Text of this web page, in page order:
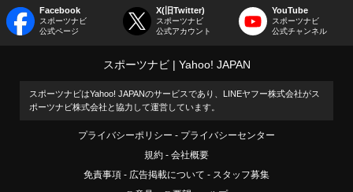
Facebook
スポーツナビ
公式ページ
X(旧Twitter)
スポーツナビ
公式アカウント
YouTube
スポーツナビ
公式チャンネル
スポーツナビ Yahoo! JAPAN
スポーツナビはYahoo! JAPANのサービスであり、LINEヤフー株式会社がス
ポーツナビ株式会社と協力して運営しています。
プライバシーポリシー
プライバシーセンター
規約
会社概要
免責事項
広告掲載について
スタッフ募集